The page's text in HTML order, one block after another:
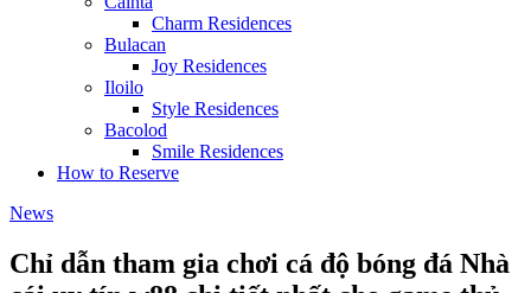
Charm Residences
Bulacan
Joy Residences
Iloilo
Style Residences
Bacolod
Smile Residences
How to Reserve
News
Chỉ dẫn tham gia chơi cá độ bóng đá Nhà